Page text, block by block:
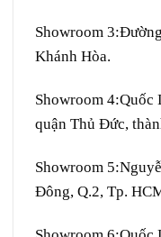
Showroom 3:
Khánh Hòa.
Showroom 4:Quốc
quận Thủ Đức,
Showroom 5:
Đông, Q.2, Tp.